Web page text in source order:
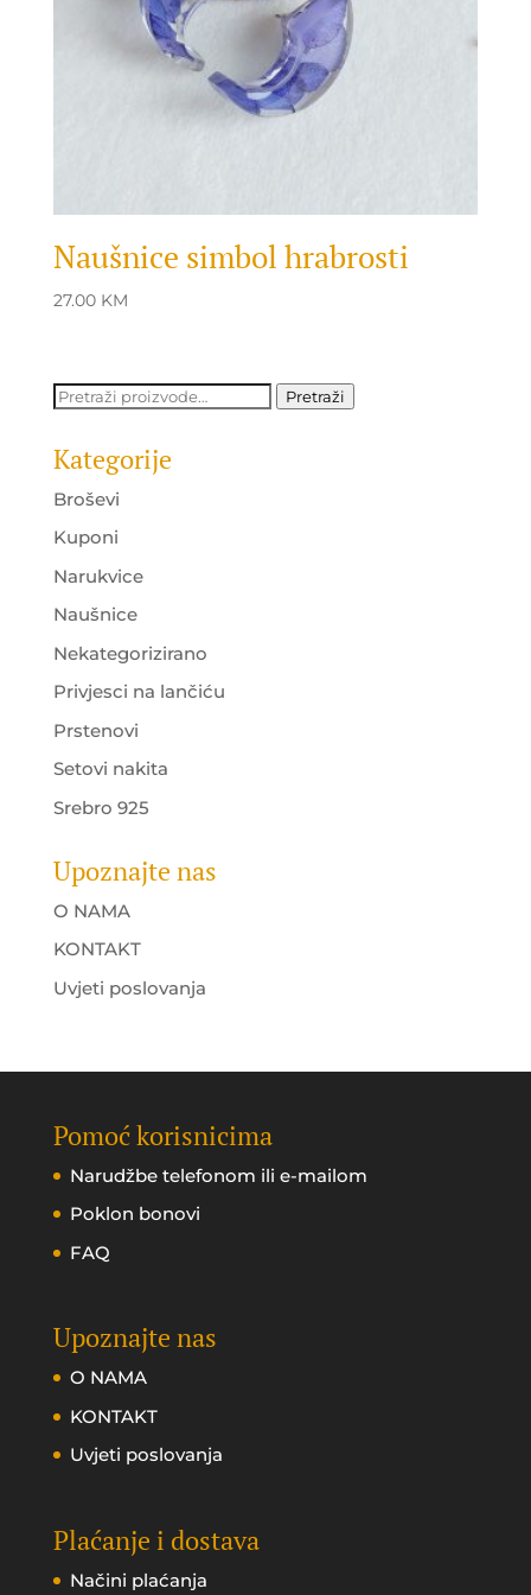
Naušnice simbol hrabrosti
27.00 KM
Pretraži: Pretraži
Kategorije
Broševi
Kuponi
Narukvice
Naušnice
Nekategorizirano
Privjesci na lančiću
Prstenovi
Setovi nakita
Srebro 925
Upoznajte nas
O NAMA
KONTAKT
Uvjeti poslovanja
Pomoć korisnicima
Narudžbe telefonom ili e-mailom
Poklon bonovi
FAQ
Upoznajte nas
O NAMA
KONTAKT
Uvjeti poslovanja
Plaćanje i dostava
Načini plaćanja